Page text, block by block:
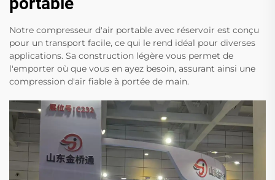
Notre compresseur d'air portable avec réservoir est conçu
pour un transport facile, ce qui le rend idéal pour diverses
applications. Sa construction légère vous permet de
l'emporter où que vous en ayez besoin, assurant ainsi une
compression d'air fiable à portée de main.